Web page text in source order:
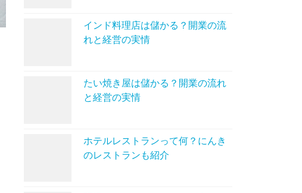
インド料理店は儲かる？開業の流
れと経営の実情
たい焼き屋は儲かる？開業の流れ
と経営の実情
ホテルレストランって何？にんき
のレストランも紹介